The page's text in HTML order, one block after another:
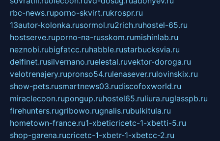
rbc-news.ruporno-skvirt.rukrospr.ru
13autor-kolonka.rusormol.ru2rich.ruhostel-65.ru
hostserve.ruporno-na-russkom.rumishinlab.ru
neznobi.rubigfatcc.ruhabble.rustarbucksvia.ru
delfinet.rusilvernano.ruelestal.ruvektor-doroga.ru
velotrenajery.rupronso54.rulenasever.rulovinskix.ru
show-pets.rusmartnews03.rudiscofoxworld.ru
miraclecoon.rupongup.ruhostel65.ruliura.ruglasspb.ru
firehunters.rugribowo.rugnalis.rubulkitula.ru
hometown-france.ru1-xbeticricetc-1-xbetti-5.ru
shop-garena.rucricetc-1-xbetr-1-xbetcc-2.ru